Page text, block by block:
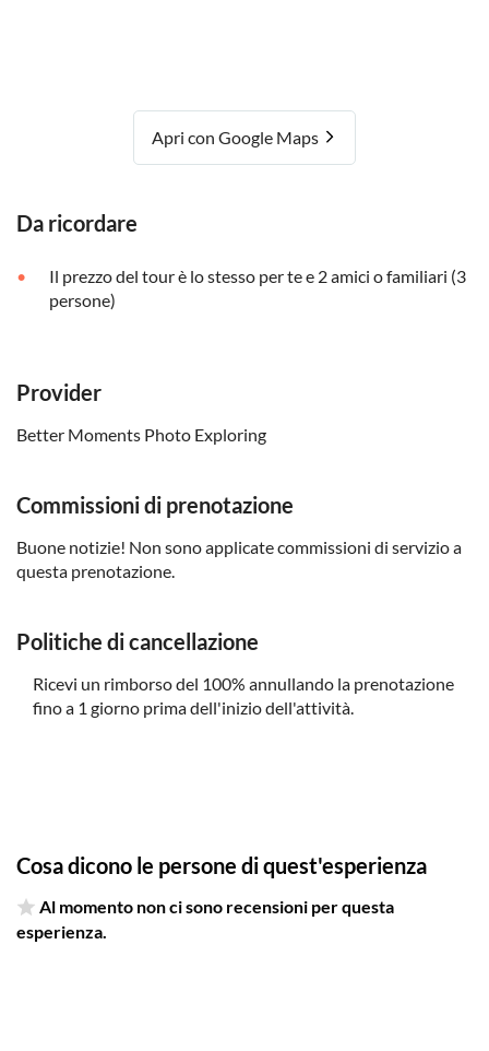
Apri con Google Maps
Da ricordare
Il prezzo del tour è lo stesso per te e 2 amici o familiari (3
persone)
Provider
Better Moments Photo Exploring
Commissioni di prenotazione
Buone notizie! Non sono applicate commissioni di servizio a
questa prenotazione.
Politiche di cancellazione
Ricevi un rimborso del 100% annullando la prenotazione
fino a 1 giorno prima dell'inizio dell'attività.
Cosa dicono le persone di quest'esperienza
Al momento non ci sono recensioni per questa
esperienza.